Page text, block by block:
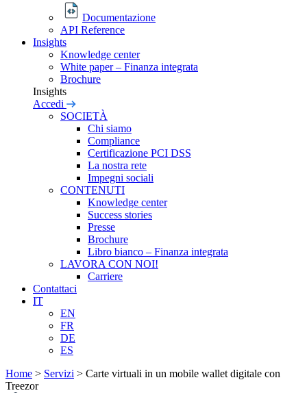
Documentazione
API Reference
Insights
Knowledge center
White paper – Finanza integrata
Brochure
Insights
Accedi
SOCIETÀ
Chi siamo
Compliance
Certificazione PCI DSS
La nostra rete
Impegni sociali
CONTENUTI
Knowledge center
Success stories
Presse
Brochure
Libro bianco – Finanza integrata
LAVORA CON NOI!
Carriere
Contattaci
IT
EN
FR
DE
ES
Home > Servizi > Carte virtuali in un mobile wallet digitale con
Treezor